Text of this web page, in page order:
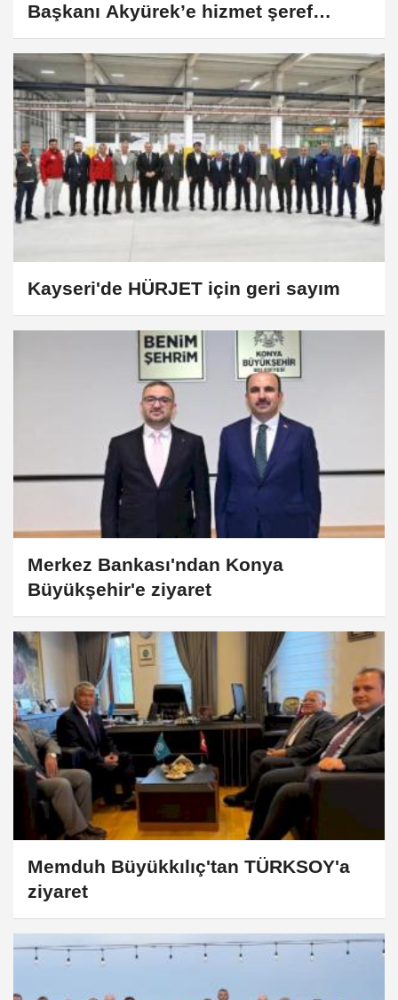
Başkanı Akyürek’e hizmet şeref
plaketi
Kayseri'de HÜRJET için geri sayım
Merkez Bankası'ndan Konya
Büyükşehir'e ziyaret
Memduh Büyükkılıç'tan TÜRKSOY'a
ziyaret